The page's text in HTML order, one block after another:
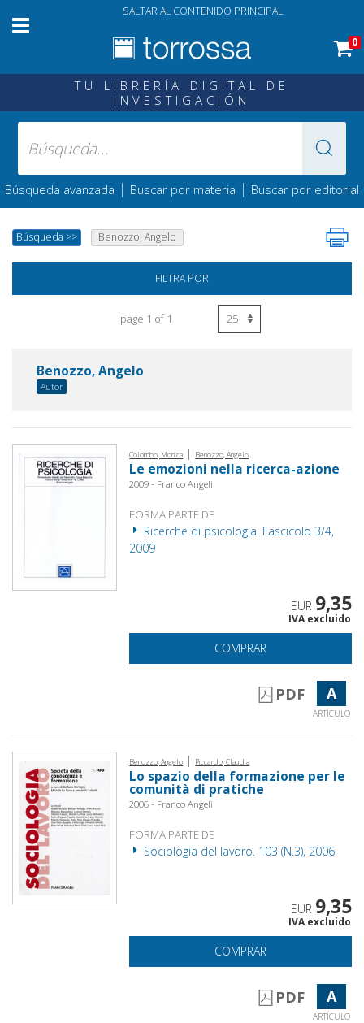
SALTAR AL CONTENIDO PRINCIPAL
0
TU LIBRERÍA DIGITAL DE
INVESTIGACIÓN
Búsqueda avanzada | Buscar por materia | Buscar por editorial
Búsqueda >> Benozzo, Angelo
FILTRA POR
page 1 of 1
Benozzo, Angelo
Autor
Colombo, Monica | Benozzo, Angelo
Le emozioni nella ricerca-azione
2009 - Franco Angeli
FORMA PARTE DE
Ricerche di psicologia. Fascicolo 3/4,
2009
EUR 9,35
IVA excluido
COMPRAR
PDF A
ARTÍCULO
Benozzo, Angelo | Piccardo, Claudia
Lo spazio della formazione per le
comunità di pratiche
2006 - Franco Angeli
FORMA PARTE DE
Sociologia del lavoro. 103 (N.3), 2006
EUR 9,35
IVA excluido
COMPRAR
PDF A
ARTÍCULO